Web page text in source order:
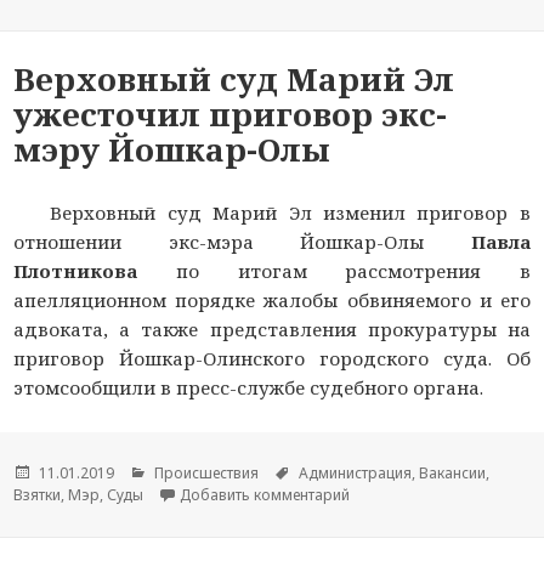
Верховный суд Марий Эл
ужесточил приговор экс-
мэру Йошкар-Олы
Верховный суд Марий Эл изменил приговор в
отношении экс-мэра Йошкар-Олы Павла
Плотникова по итогам рассмотрения в
апелляционном порядке жалобы обвиняемого и его
адвоката, а также представления прокуратуры на
приговор Йошкар-Олинского городского суда. Об
этомсообщили в пресс-службе судебного органа.
Опубликовано
11.01.2019 Рубрики
Происшествия Метки
Администрация, Вакансии,
Взятки, Мэр, Суды Добавить комментарий